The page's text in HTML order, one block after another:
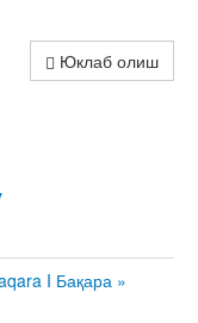
Юклаб олиш
I Бақара »